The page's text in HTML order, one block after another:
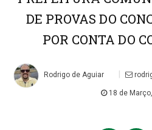
DE PROVAS DO
POR CONTA DO
Rodrigo de Aguiar
18 de